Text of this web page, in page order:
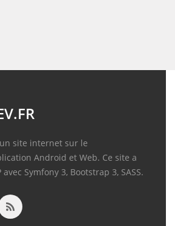
site internet sur le
Android et Web. Ce site a
Symfony 3, Bootstrap 3, SASS.